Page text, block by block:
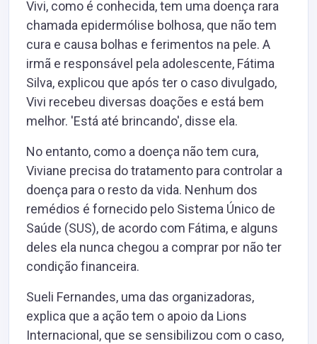
Vivi, como é conhecida, tem uma doença rara
chamada epidermólise bolhosa, que não tem
cura e causa bolhas e ferimentos na pele. A
irmã e responsável pela adolescente, Fátima
Silva, explicou que após ter o caso divulgado,
Vivi recebeu diversas doações e está bem
melhor. 'Está até brincando', disse ela.
No entanto, como a doença não tem cura,
Viviane precisa do tratamento para controlar a
doença para o resto da vida. Nenhum dos
remédios é fornecido pelo Sistema Único de
Saúde (SUS), de acordo com Fátima, e alguns
deles ela nunca chegou a comprar por não ter
condição financeira.
Sueli Fernandes, uma das organizadoras,
explica que a ação tem o apoio da Lions
Internacional, que se sensibilizou com o caso,